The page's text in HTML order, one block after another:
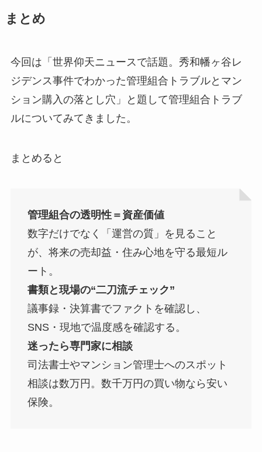
まとめ
今回は「世界仰天ニュースで話題。秀和幡ヶ谷レ
ジデンス事件でわかった管理組合トラブルとマン
ション購入の落とし穴」と題して管理組合トラブ
ルについてみてきました。
まとめると
管理組合の透明性＝資産価値
数字だけでなく「運営の質」を見ること
が、将来の売却益・住み心地を守る最短ル
ート。
書類と現場の“二刀流チェック”
議事録・決算書でファクトを確認し、
SNS・現地で温度感を確認する。
迷ったら専門家に相談
司法書士やマンション管理士へのスポット
相談は数万円。数千万円の買い物なら安い
保険。